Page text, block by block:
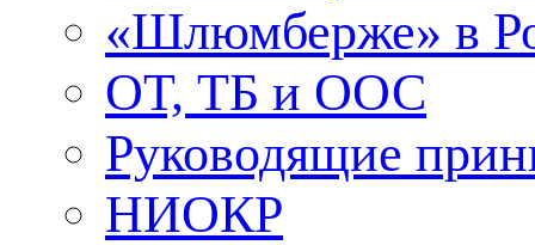
«Шлюмберже» в
ОТ, ТБ и ООС
Руководящие
НИОКР